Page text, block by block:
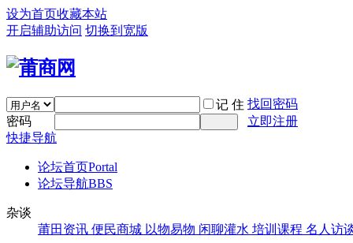
设为首页收藏本站
开启辅助访问 切换到宽版
记 住 找回密码
密码
立即注册
快捷导航
论坛首页Portal
论坛导航BBS
杂谈
莆田资讯 便民商城 以物易物 闲聊灌水 培训课程 名人访